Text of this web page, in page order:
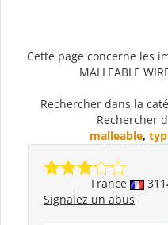
Cette page concerne les
MALLEABLE
Rechercher dans la
Rechercher
malleable,
France
Signalez un abus